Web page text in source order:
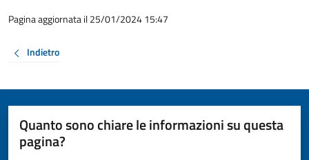
Pagina aggiornata il 25/01/2024 15:47
Indietro
Quanto sono chiare le informazioni su questa
pagina?